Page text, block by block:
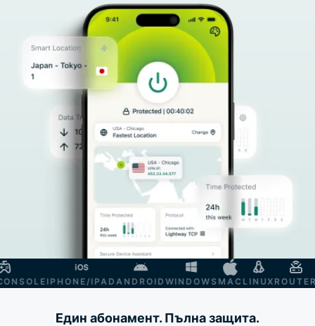
IPHONE/IPADANDROIDWINDOWSMAC LINUX ROUTER
Един абонамент. Пълна защита.